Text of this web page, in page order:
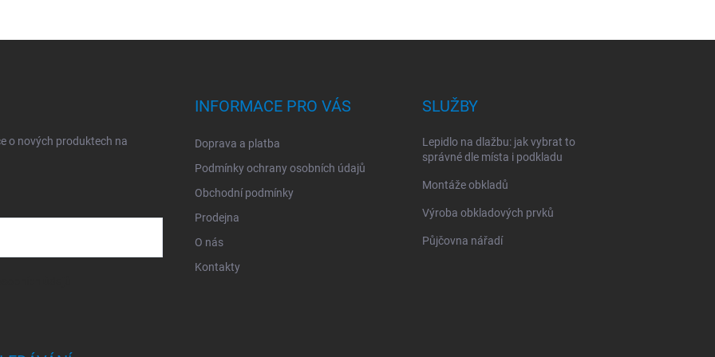
o nových produktech na
INFORMACE PRO VÁS
Doprava a platba
Podmínky ochrany osobních údajů
Obchodní podmínky
Prodejna
O nás
Kontakty
SLUŽBY
Lepidlo na dlažbu: jak vybrat to
správné dle místa i podkladu
Montáže obkladů
Výroba obkladových prvků
Půjčovna nářadí